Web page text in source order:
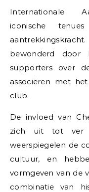
Internationale
iconische
bewonderd
supporters over
associëren met
club.
De invloed van
zich uit tot ver
weerspiegelen de
cultuur, en
vormgeven van de
combinatie van